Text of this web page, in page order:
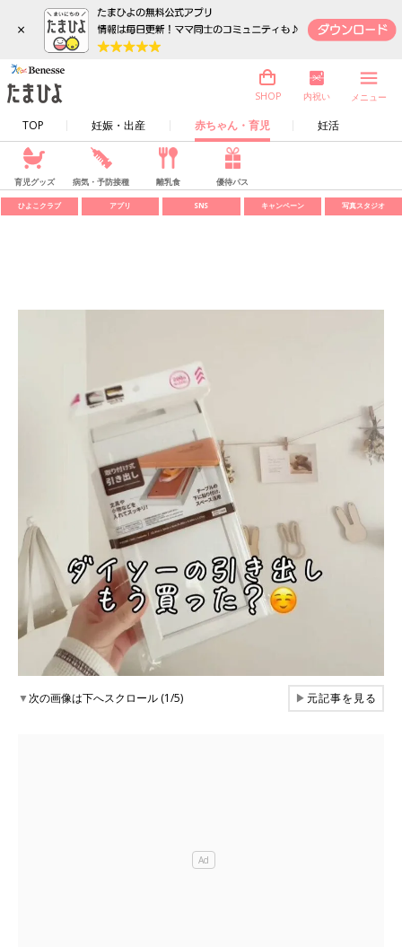
×
TOP 妊娠・出産 赤ちゃん・育児 妊活
SHOP 内祝い メニュー
育児グッズ 病気・予防接種 離乳食 優待パス
ひよこクラブ アプリ SNS キャンペーン 写真スタジオ
▼次の画像は下へスクロール (1/5) ▶元記事を見る